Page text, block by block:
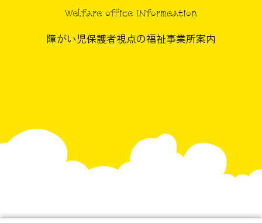
Welfare office INformeation
障がい児保護者視点の福祉事業所案内